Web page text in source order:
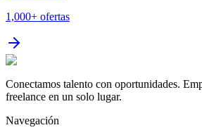
1,000+ ofertas
Conectamos talento con oportunidades.
freelance en un solo lugar.
Navegación